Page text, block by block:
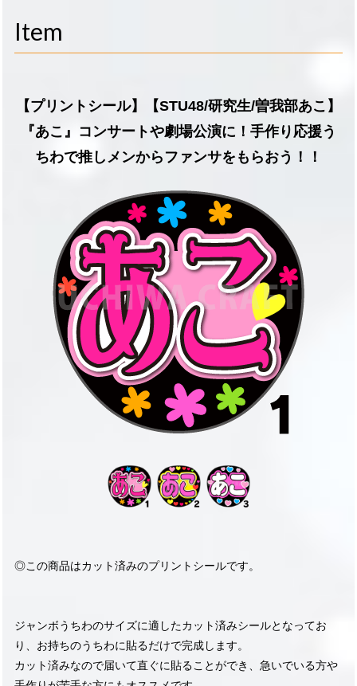
Item
【プリントシール】【STU48/研究生/曽我部あこ】
『あこ』コンサートや劇場公演に！手作り応援う
ちわで推しメンからファンサをもらおう！！
◎この商品はカット済みのプリントシールです。
ジャンボうちわのサイズに適したカット済みシールとなってお
り、お持ちのうちわに貼るだけで完成します。
カット済みなので届いて直ぐに貼ることができ、急いでいる方や